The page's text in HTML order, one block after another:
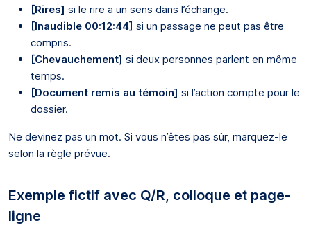
[Rires] si le rire a un sens dans l’échange.
[Inaudible 00:12:44] si un passage ne peut pas être
compris.
[Chevauchement] si deux personnes parlent en même
temps.
[Document remis au témoin] si l’action compte pour le
dossier.
Ne devinez pas un mot. Si vous n’êtes pas sûr, marquez-le
selon la règle prévue.
Exemple fictif avec Q/R, colloque et page-
ligne